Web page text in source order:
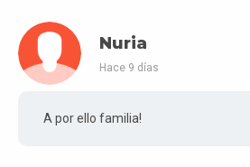
Nuria
Hace 9 días
A por ello familia!